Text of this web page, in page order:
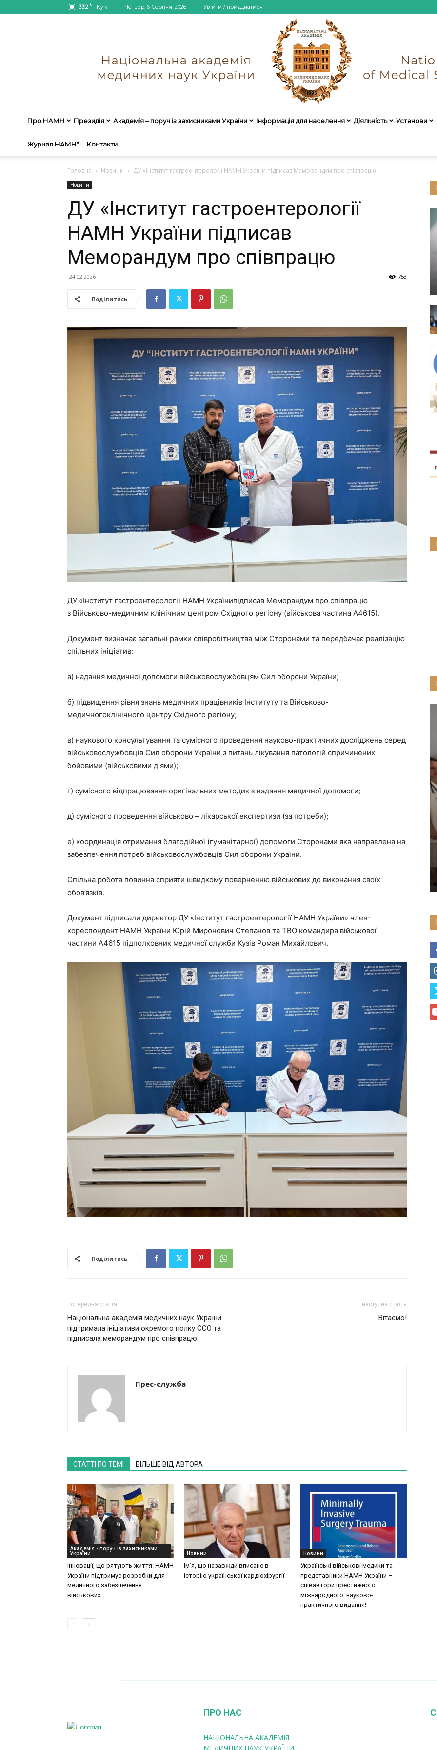
33.2 C Kyiv Четвер, 6 Серпня, 2026 Увійти / приєднатися
України
Про НАМН Президія Академія – поруч із захисниками України Інформація для населення Діяльність Установи
Журнал НАМН* Контакти
Головна Новини ДУ «Інститут гастроентерології НАМН України підписав Меморандум про співпрацю
Новини
ДУ «Інститут гастроентерології
НАМН України підписав
Меморандум про співпрацю
24.02.2026 753
Поділитись
ДУ «Інститут гастроентерології НАМН Українипідписав Меморандум про співпрацю
з Військово-медичним клінічним центром Східного регіону (військова частина А4615).
Документ визначає загальні рамки співробітництва між Сторонами та передбачає реалізацію
спільних ініціатив:
а) надання медичної допомоги військовослужбовцям Сил оборони України;
б) підвищення рівня знань медичних працівників Інституту та Військово-
медичногоклінічного центру Східного регіону;
в) наукового консультування та сумісного проведення науково-практичних досліджень серед
військовослужбовців Сил оборони України з питань лікування патологій спричинених
бойовими (військовими діями);
г) сумісного відпрацювання оригінальних методик з надання медичної допомоги;
д) сумісного проведення військово – лікарської експертизи (за потреби);
е) координація отримання благодійної (гуманітарної) допомоги Сторонами яка направлена на
забезпечення потреб військовослужбовців Сил оборони України.
Спільна робота повинна сприяти швидкому поверненню військових до виконання своїх
обов’язків.
Документ підписали директор ДУ «Інститут гастроентерології НАМН України» член-
кореспондент НАМН України Юрій Миронович Степанов та ТВО командира військової
частини А4615 підполковник медичної служби Кузів Роман Михайлович.
Поділитись
попередня стаття
Національна академія медичних наук України
підтримала ініціативи окремого полку ССО та
підписала меморандум про співпрацю.
наступна стаття
Вітаємо!
Прес-служба
СТАТТІ ПО ТЕМІ БІЛЬШЕ ВІД АВТОРА
Академія - поруч із захисниками
України
Інновації, що рятують життя: НАМН
України підтримує розробки для
медичного забезпечення
військових
Новини
Ім’я, що назавжди вписане в
історію української кардіохірургії
Новини
Українські військові медики та
представники НАМН України –
співавтори престижного
міжнародного науково-
практичного видання!
ПРО НАС
НАЦІОНАЛЬНА АКАДЕМІЯ
МЕДИЧНИХ НАУК УКРАЇНИ